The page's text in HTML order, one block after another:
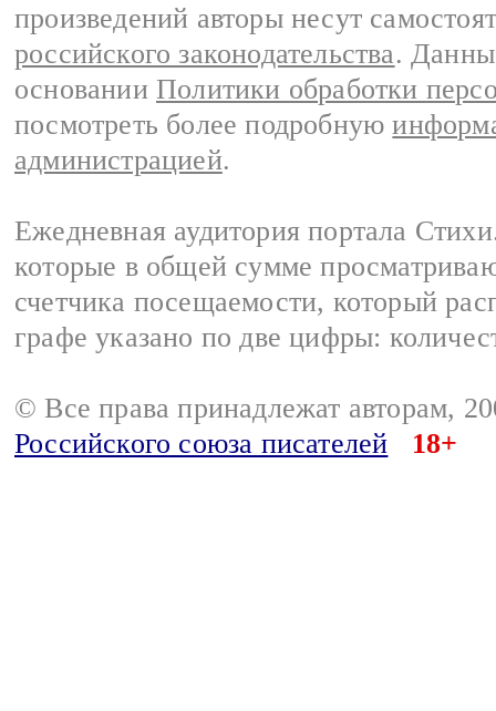
произведений авторы несут
российского законодательства.
основании Политики обработки
посмотреть более подробную
администрацией.
Ежедневная аудитория портала
которые в общей сумме
счетчика посещаемости, который
графе указано по две цифры:
© Все права принадлежат авторам,
Российского союза писателей
18+